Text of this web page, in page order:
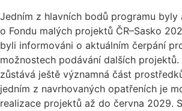
Jedním z hlavních bodů programu byly
o Fondu malých projektů ČR–Sasko
byli informováni o aktuálním čerpání
možnostech podávání dalších
zůstává ještě významná část
jedním z navrhovaných opatřeních je
realizace projektů až do června 2029.